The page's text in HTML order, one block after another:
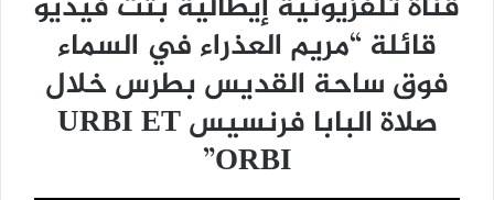
قائلة “مريم العذراء في السماء
فوق ساحة القديس بطرس خلال
صلاة البابا فرنسيس URBI ET
ORBI”